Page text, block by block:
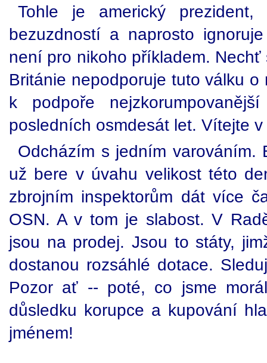
Tohle je americký
bezuzdností a naprosto
není pro nikoho příkladem.
Británie nepodporuje tuto válku
k podpoře
posledních osmdesát let. Vítejte
Odcházím s jedním varováním.
už bere v úvahu velikost této
zbrojním inspektorům dát více
OSN. A v tom je slabost. V
jsou na prodej. Jsou to státy,
dostanou rozsáhlé dotace.
Pozor ať -- poté, co jsme
důsledku korupce a kupování
jménem!